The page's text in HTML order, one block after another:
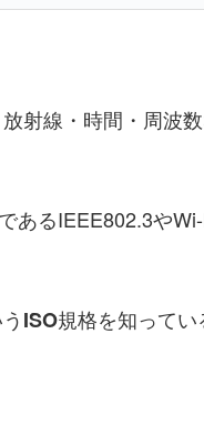
射線・時間・周波
あるIEEE802.3や
ISO規格を知ってい